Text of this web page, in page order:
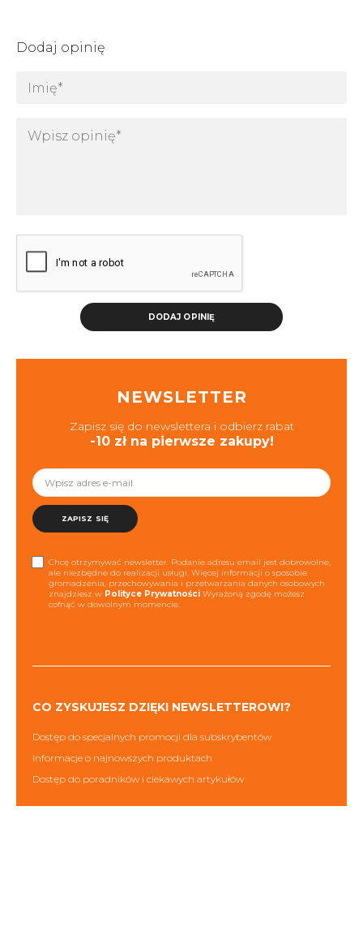
Dodaj opinię
DODAJ OPINIĘ
NEWSLETTER
Zapisz się do newslettera i odbierz rabat
-10 zł na pierwsze zakupy!
ZAPISZ SIĘ
Chcę otrzymywać newsletter. Podanie adresu email jest dobrowolne,
ale niezbędne do realizacji usługi. Więcej informacji o sposobie
gromadzenia, przechowywania i przetwarzania danych osobowych
znajdziesz w Polityce Prywatności Wyrażoną zgodę możesz
cofnąć w dowolnym momencie.
CO ZYSKUJESZ DZIĘKI NEWSLETTEROWI?
Dostęp do specjalnych promocji dla subskrybentów
Informacje o najnowszych produktach
Dostęp do poradników i ciekawych artykułów